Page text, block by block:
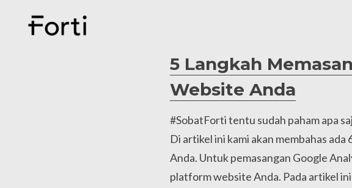
5 Langkah
Website Anda
#SobatForti tentu sudah paham apa
Di artikel ini kami akan membahas
Anda. Untuk pemasangan Google
platform website Anda. Pada artikel